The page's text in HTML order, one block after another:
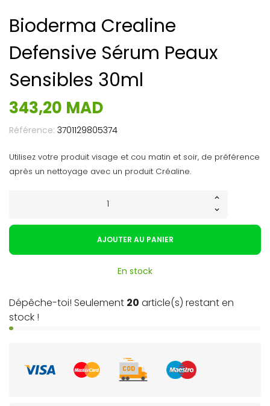
Bioderma Crealine
Defensive Sérum Peaux
Sensibles 30ml
343,20 MAD
Référence: 3701129805374
Utilisez votre produit visage et cou matin et soir, de préférence
après un nettoyage avec un produit Créaline.
AJOUTER AU PANIER
En stock
Dépêche-toi! Seulement 20 article(s) restant en
stock !